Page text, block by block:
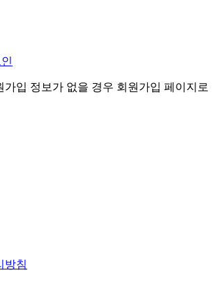
가입 정보가 없을 경우 회원가입 페이지로
방침